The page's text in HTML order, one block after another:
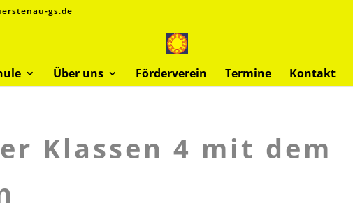
gs.de
Über uns Förderverein Termine Kontakt
Klassen 4 mit dem